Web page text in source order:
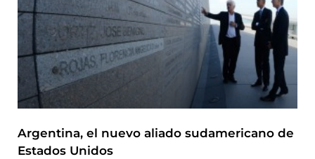
Argentina, el nuevo aliado sudamericano de
Estados Unidos